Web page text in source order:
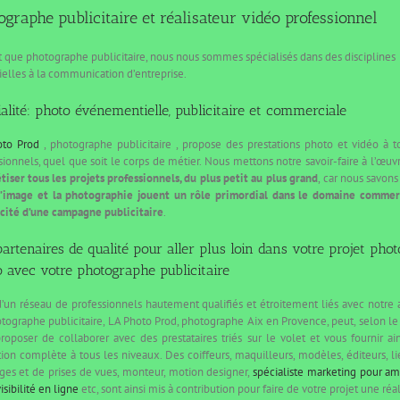
publicitaire et réalisateur vidéo professionnel
que photographe publicitaire, nous nous sommes spécialisés dans des disciplines
à la communication d’entreprise.
photo événementielle, publicitaire et commerciale
Prod , photographe publicitaire , propose des prestations photo et vidéo à
quel que soit le corps de métier. Nous mettons notre savoir-faire à
tous les projets professionnels, du plus petit au plus grand, car nous
et la photographie jouent un rôle primordial dans le domaine
d’une campagne publicitaire.
de qualité pour aller plus loin dans votre projet
avec votre photographe publicitaire
réseau de professionnels hautement qualifiés et étroitement liés avec notre
publicitaire, LA Photo Prod, photographe Aix en Provence, peut, selon
de collaborer avec des prestataires triés sur le volet et vous fournir
complète à tous les niveaux. Des coiffeurs, maquilleurs, modèles, éditeurs,
et de prises de vues, monteur, motion designer,spécialiste marketing pour
en ligne etc, sont ainsi mis à contribution pour faire de votre projet une